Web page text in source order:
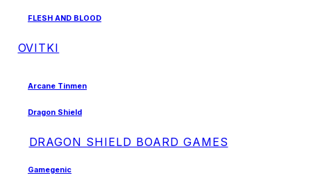
FLESH AND BLOOD
OVITKI
Arcane Tinmen
Dragon Shield
DRAGON SHIELD BOARD GAMES
Gamegenic